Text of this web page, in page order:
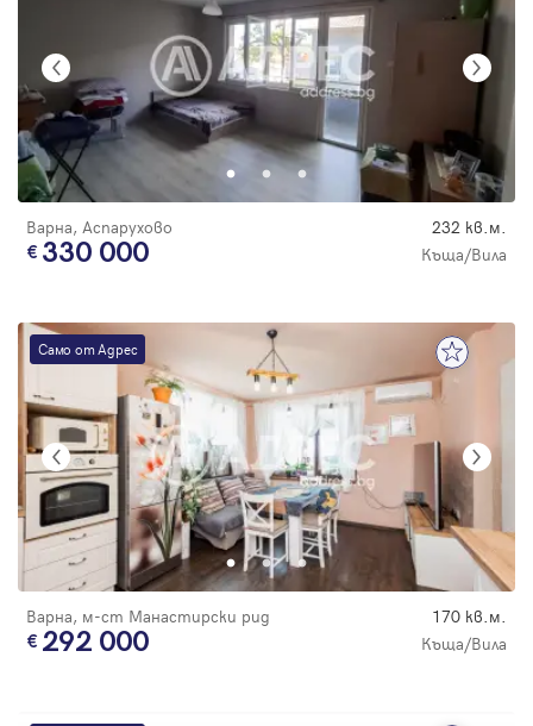
Варна, Аспарухово 232 кв.м.
330 000 Къща/Вила
Само от Адрес
Варна, м-ст Манастирски рид 170 кв.м.
292 000 Къща/Вила